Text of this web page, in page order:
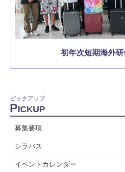
初年次短期海外研
ピックアップ
PICKUP
募集要項
シラバス
イベントカレンダー